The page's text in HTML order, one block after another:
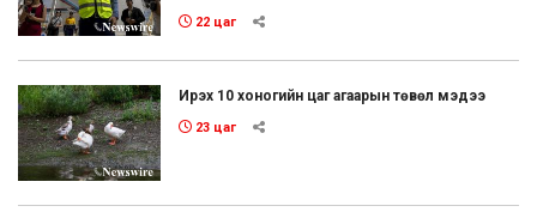
22 цаг
Ирэх 10 хоногийн цаг агаарын төвөл мэдээ
23 цаг